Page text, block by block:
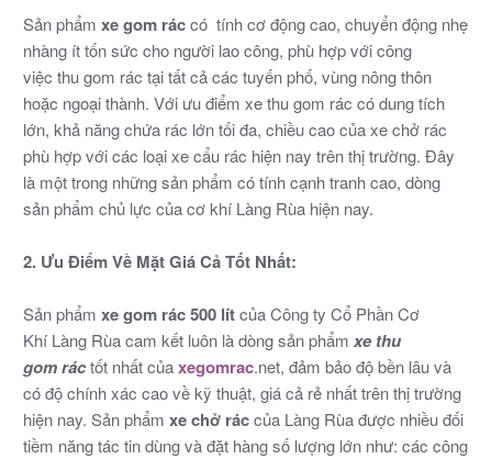
Sản phẩm xe gom ráccó tính cơ động cao, chuyển động nhẹ
nhàng ít tốn sức cho người lao công, phù hợp với công
việc thu gom rác tại tất cả các tuyến phố, vùng nông thôn
hoặc ngoại thành. Với ưu điểm xe thu gom rác có dung tích
lớn, khả năng chứa rác lớn tối đa, chiều cao của xe chở rác
phù hợp với các loại xe cẩu rác hiện nay trên thị trường. Đây
là một trong những sản phẩm có tính cạnh tranh cao, dòng
sản phẩm chủ lực của cơ khí Làng Rùa hiện nay.
2. Ưu Điểm Về Mặt Giá Cả Tốt Nhất:
Sản phẩm xe gom rác 500 lítcủa Công ty Cổ Phần Cơ
Khí Làng Rùa cam kết luôn là dòng sản phẩm xe thu
gom ráctốt nhất củaxegomrac.net, đảm bảo độ bền lâu và
có độ chính xác cao về kỹ thuật, giá cả rẻ nhất trên thị trường
hiện nay. Sản phẩm xe chở ráccủa Làng Rùa được nhiều đối
tiềm năng tác tin dùng và đặt hàng số lượng lớn như: các công